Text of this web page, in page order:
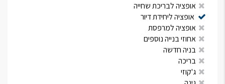
אופציה לבריכת שחייה
אופציה ליחידת דיור
אופציה למרפסת
אחוזי בנייה נוספים
בניה חדשה
בריכה
ג'קוזי